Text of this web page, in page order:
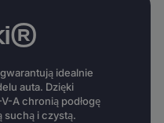
idealnie
auta. Dzięki
A chronią podłogę
suchą i czystą.